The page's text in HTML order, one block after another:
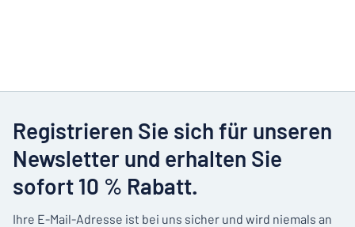
Registrieren Sie sich für unseren
Newsletter und erhalten Sie
sofort 10 % Rabatt.
Ihre E-Mail-Adresse ist bei uns sicher und wird niemals an